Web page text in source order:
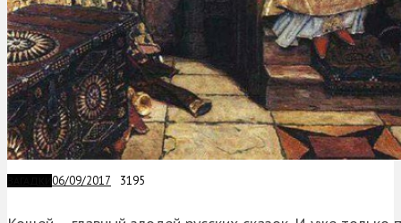
06/09/2017 3195